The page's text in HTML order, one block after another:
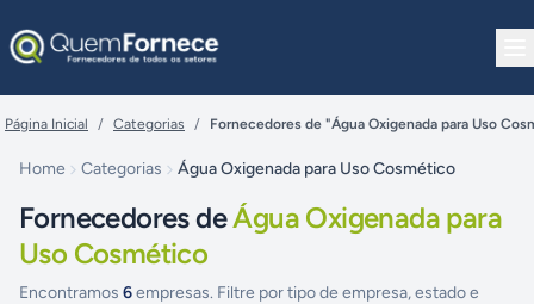
Página Inicial / Categorias / Fornecedores de "Água Oxigenada para Uso
Home Categorias Água Oxigenada para Uso Cosmético
Fornecedores deÁgua Oxigenada para
Uso Cosmético
Encontramos 6empresas. Filtre por tipo de empresa, estado e